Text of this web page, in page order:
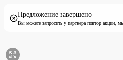
Предложение завершено
Вы можете запросить у партнера повтор акции,